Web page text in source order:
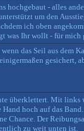
hochgebaut - alles
um den
ich oben
was Ihr wollt - für
das Seil aus dem
gesichert,
überklettert. Mit
hoch auf das
Chance. Der
zu weit unten ist.